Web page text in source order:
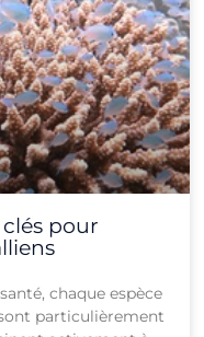
clés pour
chaque espèce
particulièrement